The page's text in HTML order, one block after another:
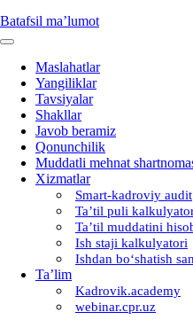
Batafsil ma’lumot
Maslahatlar
Yangiliklar
Tavsiyalar
Shakllar
Javob beramiz
Qonunchilik
Muddatli mehnat
Xizmatlar
Smart-kadroviy audit
Ta’til puli
Ta’til muddatini
Ish staji kalkulyatori
Ishdan boʻshatish
Ta’lim
Kadrovik.academy
webinar.cpr.uz